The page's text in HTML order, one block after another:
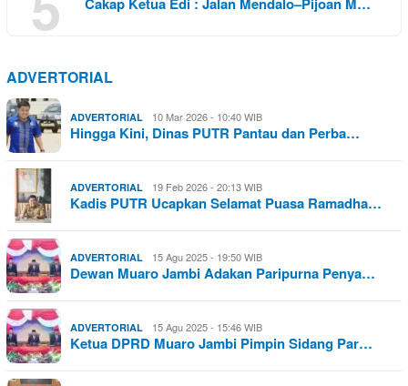
Cakap Ketua Edi : Jalan Mendalo–Pijoan M…
ADVERTORIAL
ADVERTORIAL 10 Mar 2026 - 10:40 WIB
Hingga Kini, Dinas PUTR Pantau dan Perba…
ADVERTORIAL 19 Feb 2026 - 20:13 WIB
Kadis PUTR Ucapkan Selamat Puasa Ramadha…
ADVERTORIAL 15 Agu 2025 - 19:50 WIB
Dewan Muaro Jambi Adakan Paripurna Penya…
ADVERTORIAL 15 Agu 2025 - 15:46 WIB
Ketua DPRD Muaro Jambi Pimpin Sidang Par…